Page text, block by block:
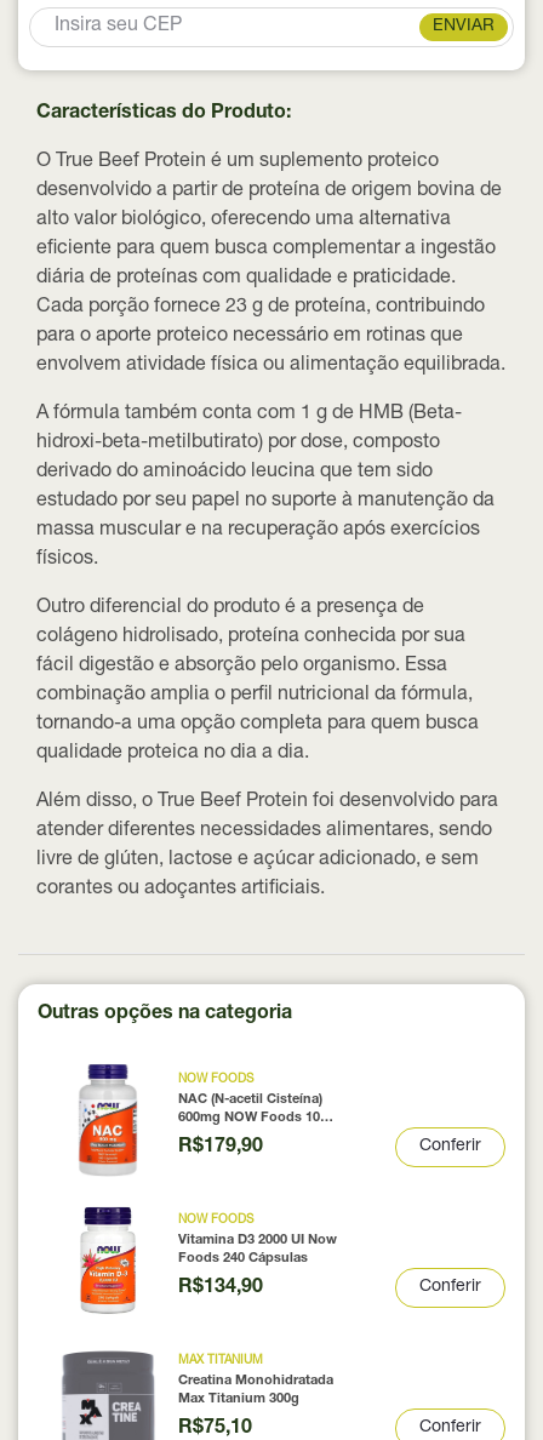
ENVIAR
Características do Produto:
O True Beef Protein é um suplemento proteico
desenvolvido a partir de proteína de origem bovina de
alto valor biológico, oferecendo uma alternativa
eficiente para quem busca complementar a ingestão
diária de proteínas com qualidade e praticidade.
Cada porção fornece 23 g de proteína, contribuindo
para o aporte proteico necessário em rotinas que
envolvem atividade física ou alimentação equilibrada.
A fórmula também conta com 1 g de HMB (Beta-
hidroxi-beta-metilbutirato) por dose, composto
derivado do aminoácido leucina que tem sido
estudado por seu papel no suporte à manutenção da
massa muscular e na recuperação após exercícios
físicos.
Outro diferencial do produto é a presença de
colágeno hidrolisado, proteína conhecida por sua
fácil digestão e absorção pelo organismo. Essa
combinação amplia o perfil nutricional da fórmula,
tornando-a uma opção completa para quem busca
qualidade proteica no dia a dia.
Além disso, o True Beef Protein foi desenvolvido para
atender diferentes necessidades alimentares, sendo
livre de glúten, lactose e açúcar adicionado, e sem
corantes ou adoçantes artificiais.
Outras opções na categoria
NOW FOODS
NAC (N-acetil Cisteína)
600mg NOW Foods 100
Cápsulas
R$179,90 Conferir
NOW FOODS
Vitamina D3 2000 UI Now
Foods 240 Cápsulas
R$134,90 Conferir
MAX TITANIUM
Creatina Monohidratada
Max Titanium 300g
R$75,10 Conferir